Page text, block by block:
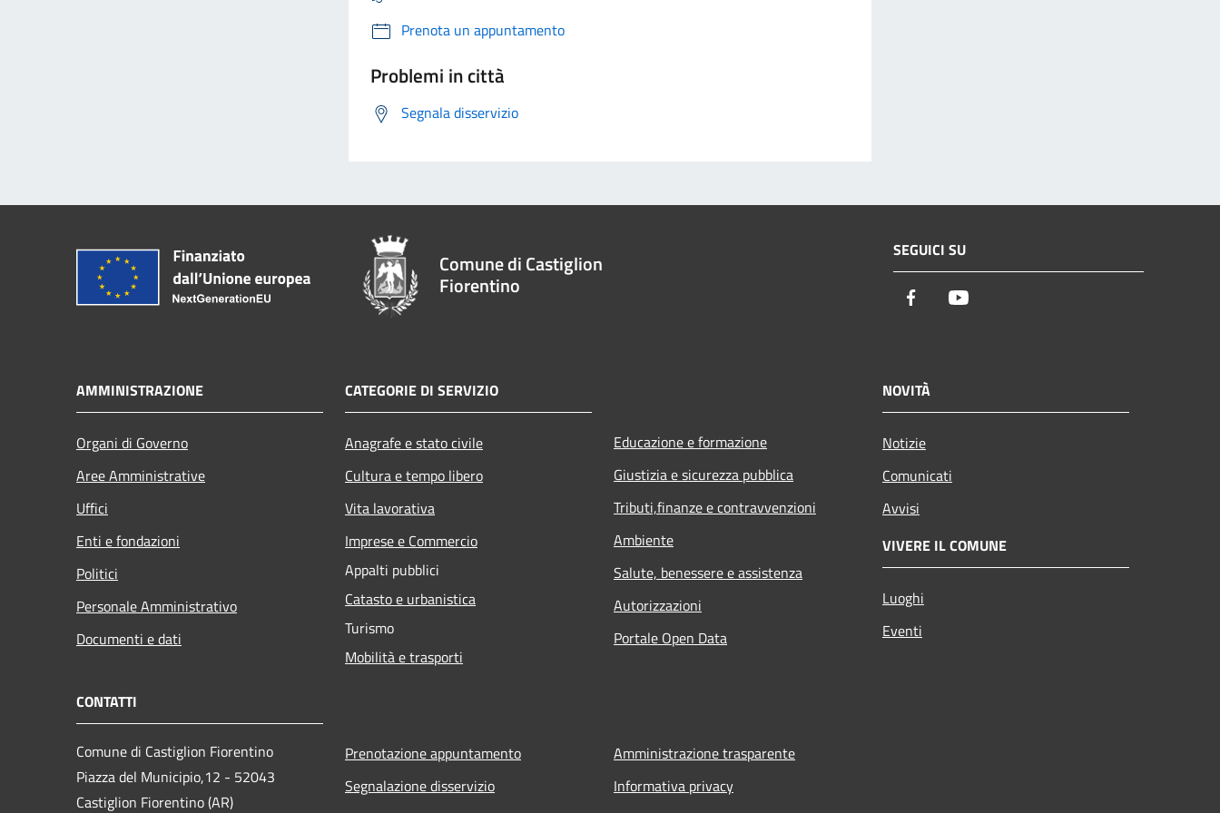
Prenota un appuntamento
Problemi in città
Segnala disservizio
Comune di Castiglion
Fiorentino
SEGUICI SU
Facebook
AMMINISTRAZIONE
Organi di Governo
Aree Amministrative
Uffici
Enti e fondazioni
Politici
Personale Amministrativo
Documenti e dati
CATEGORIE DI SERVIZIO
Anagrafe e stato civile
Cultura e tempo libero
Vita lavorativa
Imprese e Commercio
Appalti pubblici
Catasto e urbanistica
Turismo
Mobilità e trasporti
Educazione e formazione
Giustizia e sicurezza pubblica
Tributi,finanze e contravvenzioni
Ambiente
Salute, benessere e assistenza
Autorizzazioni
Portale Open Data
NOVITÀ
Notizie
Comunicati
Avvisi
VIVERE IL COMUNE
Luoghi
Eventi
CONTATTI
Comune di Castiglion Fiorentino
Piazza del Municipio,12 - 52043
Castiglion Fiorentino (AR)
Prenotazione appuntamento
Segnalazione disservizio
Amministrazione trasparente
Informativa privacy